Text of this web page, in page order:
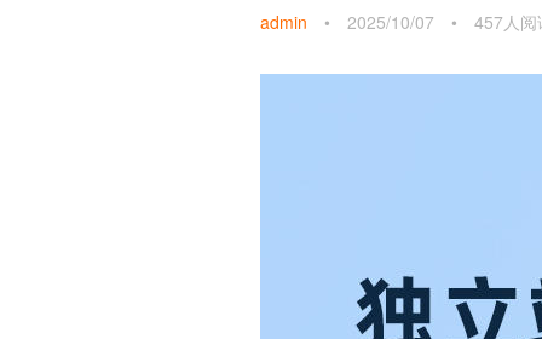
admin • 2025/10/07 • 457人阅